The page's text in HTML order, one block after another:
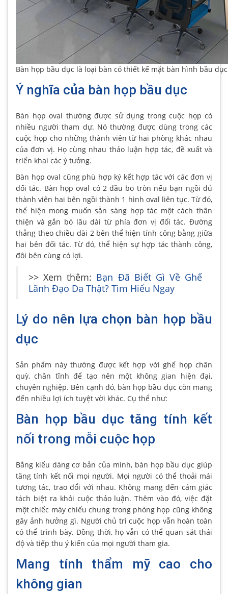
Bàn họp bầu dục là loại bàn có thiết kế mặt bàn hình bầu dục
Ý nghĩa của bàn họp bầu dục
Bàn họp oval thường được sử dụng trong cuộc họp có
nhiều người tham dự. Nó thường được dùng trong các
cuộc họp cho những thành viên từ hai phòng khác nhau
của đơn vị. Họ cùng nhau thảo luận hợp tác, đề xuất và
triển khai các ý tưởng.
Bàn họp oval cũng phù hợp ký kết hợp tác với các đơn vị
đối tác. Bàn họp oval có 2 đầu bo tròn nếu bạn ngồi đủ
thành viên hai bên ngồi thành 1 hình oval liên tục. Từ đó,
thể hiện mong muốn sẵn sàng hợp tác một cách thân
thiện và gắn bó lâu dài từ phía đơn vị đối tác. Đường
thẳng theo chiều dài 2 bên thể hiện tính công bằng giữa
hai bên đối tác. Từ đó, thể hiện sự hợp tác thành công,
đôi bên cùng có lợi.
>> Xem thêm: Bạn Đã Biết Gì Về Ghế
Lãnh Đạo Da Thật? Tìm Hiểu Ngay
Lý do nên lựa chọn bàn họp bầu
dục
Sản phẩm này thường được kết hợp với ghế họp chân
quỳ, chân tĩnh để tạo nên một không gian hiện đại,
chuyên nghiệp. Bên cạnh đó, bàn họp bầu dục còn mang
đến nhiều lợi ích tuyệt vời khác. Cụ thể như:
Bàn họp bầu dục tăng tính kết
nối trong mỗi cuộc họp
Bằng kiểu dáng cơ bản của mình, bàn họp bầu dục giúp
tăng tính kết nối mọi người. Mọi người có thể thoải mái
tương tác, trao đổi với nhau. Không mang đến cảm giác
tách biệt ra khỏi cuộc thảo luận. Thêm vào đó, việc đặt
một chiếc máy chiếu chung trong phòng họp cũng không
gây ảnh hưởng gì. Người chủ trì cuộc họp vẫn hoàn toàn
có thể trình bày. Đồng thời, họ vẫn có thể quan sát thái
độ và tiếp thu ý kiến của mọi người tham gia.
Mang tính thẩm mỹ cao cho
không gian